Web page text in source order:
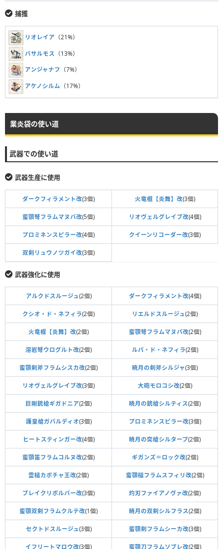
捕獲
リオレイア （21%）
バサルモス （13%）
アンジャナフ （7%）
アケノシルム （17%）
業炎袋の使い道
武器での使い道
武器生産に使用
ダークフィラメント改(3個) 火竜棍【炎舞】改(3個)
蛮顎弩フラムマヌバ改(5個) リオヴェルグレイブ改(4個)
プロミネンスピラー改(4個) クイーンリコーダー改(3個)
双剣リュウノツガイ改(3個)
武器強化に使用
アルクドスルージュ(2個) ダークフィラメント改(4個)
クシオ・ド・ネフィラ(2個) リエルドスルージュ(2個)
火竜棍【炎舞】改(2個) 蛮顎弩フラムマヌバ改(2個)
溶岩弩ウログルト改(2個) ルパ・ド・ネフィラ(2個)
蛮顎剣斧フラムシスカ改(2個) 暁月の剣斧シルジャ(3個)
リオヴェルグレイブ改(3個) 大砲モロコシ改(2個)
巨剛銃槍ギガドニア(2個) 暁月の銃槍シルティス(2個)
護皇槍ガバルディオ(3個) プロミネンスピラー改(3個)
ヒートスティンガー改(4個) 暁月の突槍シルタープ(2個)
蛮顎笛フラムコルヌ改(2個) ギガンズ＝ロック改(2個)
霊槌カボチャ王改(2個) 蛮顎槌フラムスフィリ改(2個)
ブレイクリボルバー改(3個) 灼刃ファイアノヴァ改(2個)
蛮顎双剣フラムクルテ改(1個) 暁月の双剣シルフラス(2個)
セクトドスルージュ(3個) 蛮顎剣フラムシーカ改(3個)
イフリートマロウ改(3個) 蛮顎刀フラムソブレ改(2個)